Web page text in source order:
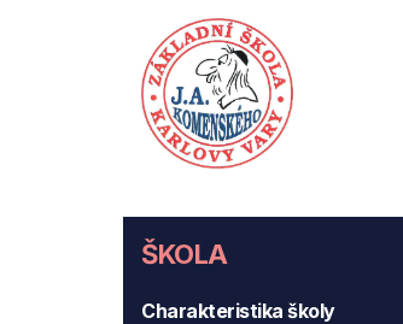
ŠKOLA
ŠKOLA
Charakteristika školy